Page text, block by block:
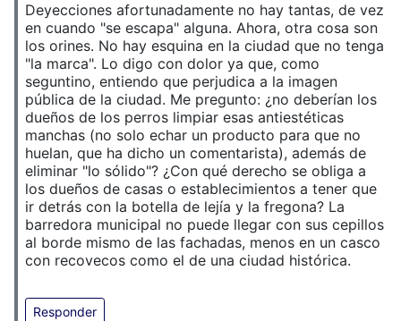
Deyecciones afortunadamente no hay tantas, de vez
en cuando "se escapa" alguna. Ahora, otra cosa son
los orines. No hay esquina en la ciudad que no tenga
"la marca". Lo digo con dolor ya que, como
seguntino, entiendo que perjudica a la imagen
pública de la ciudad. Me pregunto: ¿no deberían los
dueños de los perros limpiar esas antiestéticas
manchas (no solo echar un producto para que no
huelan, que ha dicho un comentarista), además de
eliminar "lo sólido"? ¿Con qué derecho se obliga a
los dueños de casas o establecimientos a tener que
ir detrás con la botella de lejía y la fregona? La
barredora municipal no puede llegar con sus cepillos
al borde mismo de las fachadas, menos en un casco
con recovecos como el de una ciudad histórica.
Responder